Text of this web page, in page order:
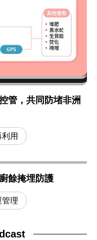
管，共同防堵非洲
用
餘掩埋防護
管理